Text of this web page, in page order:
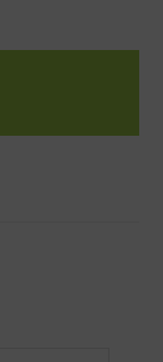
Wert